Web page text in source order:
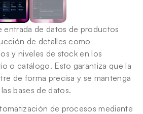
entrada de datos de productos
de detalles como
y niveles de stock en los
o catálogo. Esto garantiza que la
de forma precisa y se mantenga
bases de datos.
de procesos mediante